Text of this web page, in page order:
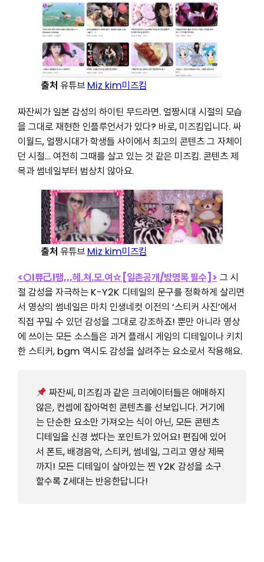
출처 유튜브 Miz kim미즈킴
짜잔씨가 일본 감성의 하이틴 무드라면. 얼짱시대 시절의 모습
을 그대로 재현한 인플루언서가 있다? 바로, 미즈킴입니다. 싸
이월드, 얼짱시대가 학생들 사이에서 최고의 콘텐츠 그 자체이
던 시절… 여전히 그때를 살고 있는 것 같은 미즈킴. 콘텐츠 제
목과 썸네일부터 범상치 않아요.
출처 유튜브 Miz kim미즈킴
<○l쀼己l팸,,,헤.쳐.모.여☆[일촌공개/방명록 필수]> 그 시
절 감성을 자극하는 K-Y2K 디테일의 문구를 정확하게 살리면
서 영상의 썸네일은 마치 인생네컷 이전의 ‘스티커 사진’에서
직접 꾸밀 수 있던 감성을 그대로 강조하죠! 뿐만 아니라 영상
에 쓰이는 모든 소스들은 과거 플래시 게임의 디테일이나 키치
한 스티커, bgm 역시도 감성을 살려주는 요소로서 작용해요.
짜잔씨, 미즈킴과 같은 크리에이터들은 애매하지
않은, 컨셉에 잡아먹힌 콘텐츠를 선보입니다. 거기에
는 단순한 요소만 가져오는 식이 아닌, 모든 콘텐츠
디테일을 신경 썼다는 포인트가 있어요! 편집에 있어
서 폰트, 배경음악, 스티커, 썸네일, 그리고 영상 제목
까지! 모든 디테일이 살아있는 찐 Y2K 감성을 소구
할수록 Z세대는 반응한답니다!